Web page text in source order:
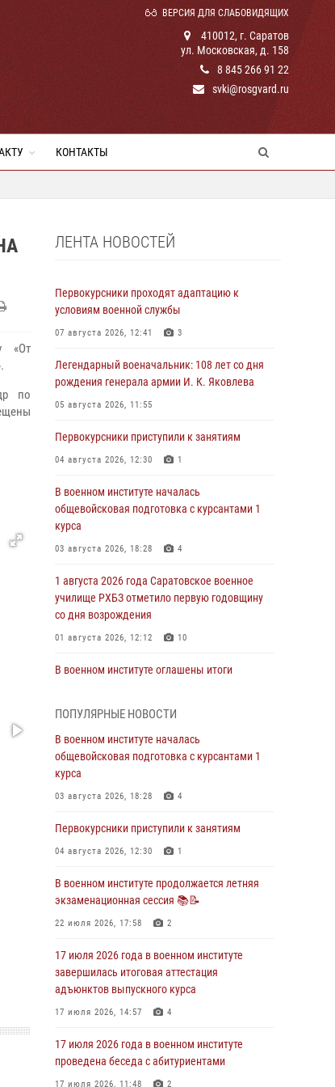
ВЕРСИЯ ДЛЯ СЛАБОВИДЯЩИХ
410012, г. Саратов
ул. Московская, д. 158
8 845 266 91 22
svki@rosgvard.ru
КОНТАКТЫ
«От
по
ЛЕНТА НОВОСТЕЙ
Первокурсники проходят адаптацию к
условиям военной службы
07 августа 2026, 12:41 3
Легендарный военачальник: 108 лет со дня
рождения генерала армии И. К. Яковлева
05 августа 2026, 11:55
Первокурсники приступили к занятиям
04 августа 2026, 12:30 1
В военном институте началась
общевойсковая подготовка с курсантами 1
курса
03 августа 2026, 18:28 4
1 августа 2026 года Саратовское военное
училище РХБЗ отметило первую годовщину
со дня возрождения
01 августа 2026, 12:12 10
В военном институте оглашены итоги
31 июля 2026, 12:08 5
29 июля 2026 года в военном институте
состоялась церемония приведения
военнослужащих к Военной присяге
29 июля 2026, 06:45 2
29 июля 2026 года курсанты военного
института успешно сдали экзамен по
29 июля 2026, 06:41 6
28 июля 2026 года в военном институте
молебен
28 июля 2026, 13:39 7
В военном институте завершается летняя
28 июля 2026, 10:41 1
ПОПУЛЯРНЫЕ НОВОСТИ
В военном институте началась
общевойсковая подготовка с курсантами 1
курса
03 августа 2026, 18:28 4
Первокурсники приступили к занятиям
04 августа 2026, 12:30 1
В военном институте продолжается летняя
экзаменационная сессия 📚📝
22 июля 2026, 17:58 2
17 июля 2026 года в военном институте
завершилась итоговая аттестация
адъюнктов выпускного курса
17 июля 2026, 14:57 4
17 июля 2026 года в военном институте
проведена беседа с абитуриентами
17 июля 2026, 11:48 2